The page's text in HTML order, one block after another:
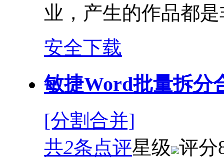
业，产生的作品都
安全下载
敏捷Word批量拆分
[分割合并]
共2条点评星级 评分